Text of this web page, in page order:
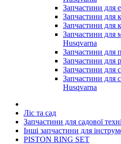
Запчастини для
Запчастини для
Запчастини для
Запчастини для
Husqvarna
Запчастини для
Запчастини для
Запчастини для
Запчастини для
Husqvarna
Ліс та сад
Запчастини для садової
Інші запчастини для
PISTON RING SET